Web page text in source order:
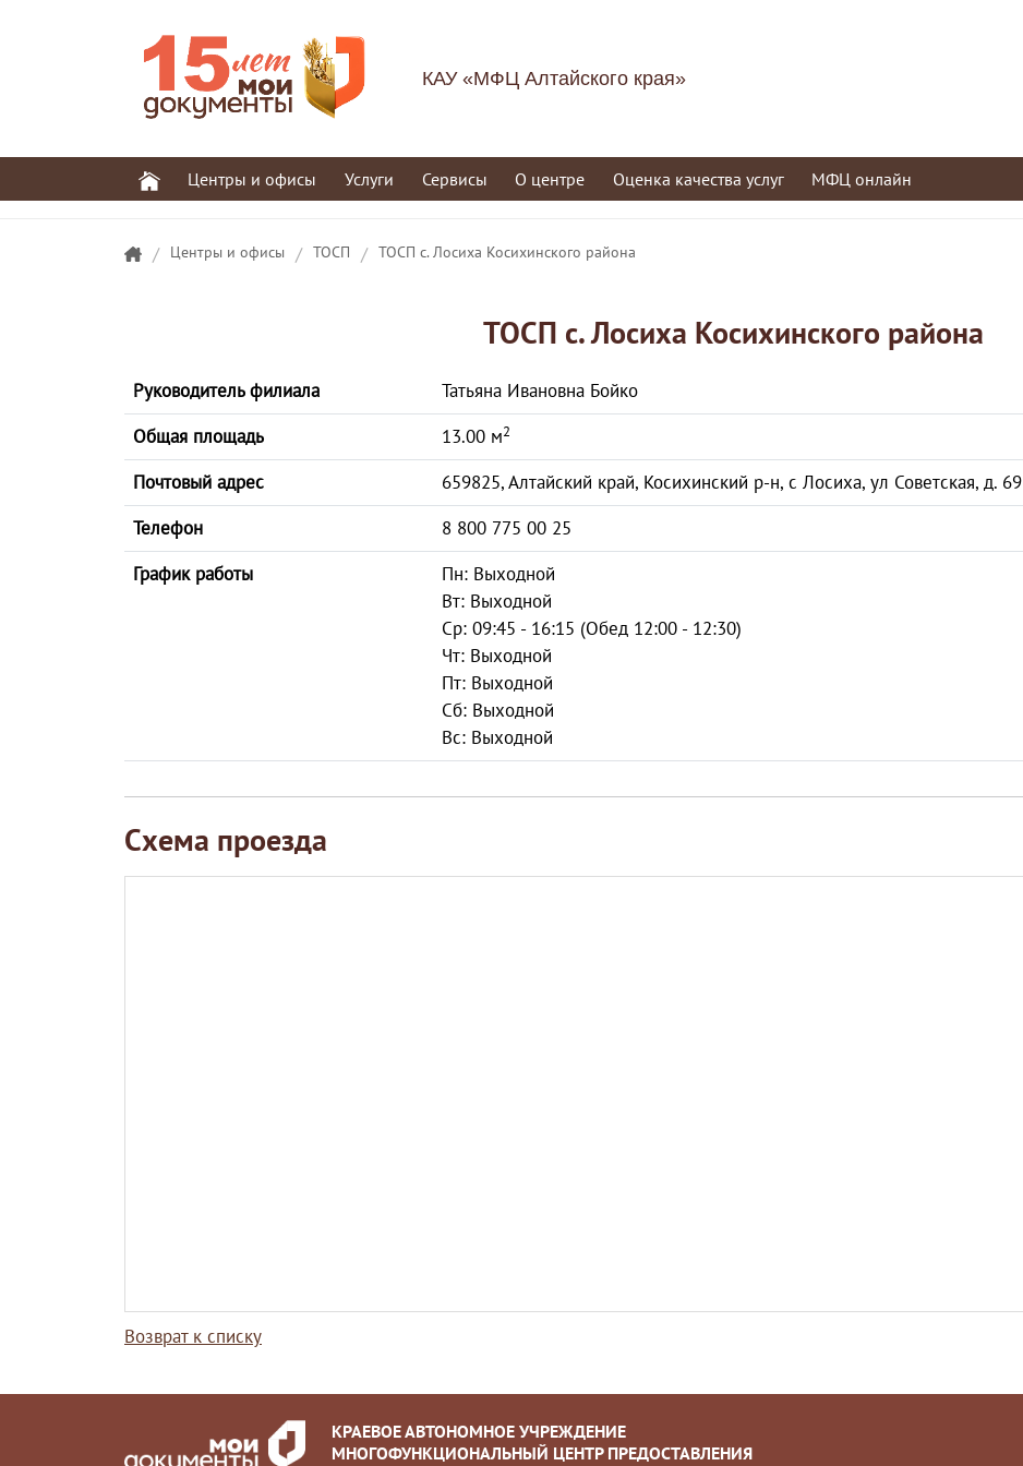
КАУ «МФЦ Алтайского края»
Центры и офисы Услуги Сервисы О центре Оценка качества услуг МФЦ онлайн
/ Центры и офисы / ТОСП / ТОСП с. Лосиха Косихинского района
ТОСП с. Лосиха Косихинского района
Руководитель филиала
Татьяна Ивановна Бойко
Общая площадь
13.00 м2
Почтовый адрес
659825, Алтайский край, Косихинский р-н, с Лосиха, ул Советская, д. 69
Телефон
8 800 775 00 25
График работы
Пн: Выходной
Вт: Выходной
Ср: 09:45 - 16:15 (Обед 12:00 - 12:30)
Чт: Выходной
Пт: Выходной
Сб: Выходной
Вс: Выходной
Схема проезда
Возврат к списку
КРАЕВОЕ АВТОНОМНОЕ УЧРЕЖДЕНИЕ
МНОГОФУНКЦИОНАЛЬНЫЙ ЦЕНТР ПРЕДОСТАВЛЕНИЯ